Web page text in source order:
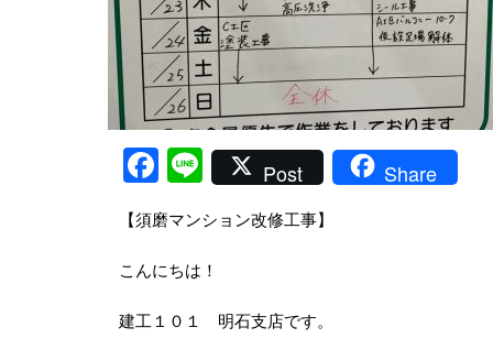
Facebook
LinePost Share
【須磨マンション改修工事】
こんにちは！
建工１０１ 明石支店です。